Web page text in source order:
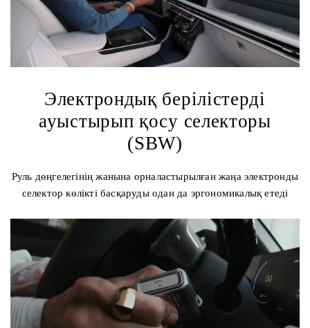
Электрондық берілістерді
ауыстырып қосу селекторы
(SBW)
Руль дөңгелегінің жанына орналастырылған жаңа электронды
селектор көлікті басқаруды одан да эргономикалық етеді